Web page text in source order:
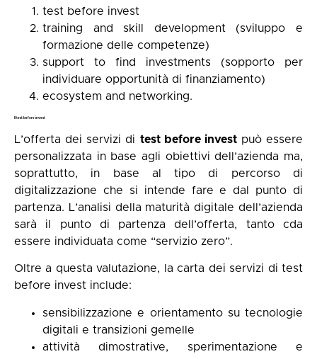
test before invest
training and skill development (sviluppo e
formazione delle competenze)
support to find investments (sopporto per
individuare opportunità di finanziamento)
ecosystem and networking.
Il test before invest
L’offerta dei servizi di test before investpuò essere
personalizzata in base agli obiettivi dell’azienda ma,
soprattutto, in base al tipo di percorso di
digitalizzazione che si intende fare e dal punto di
partenza. L’analisi della maturità digitale dell’azienda
sarà il punto di partenza dell’offerta, tanto cda
essere individuata come “servizio zero”.
Oltre a questa valutazione, la carta dei servizi di test
before invest include:
sensibilizzazione e orientamento su tecnologie
digitali e transizioni gemelle
attività dimostrative, sperimentazione e